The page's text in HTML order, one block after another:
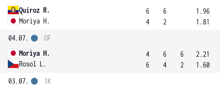
Quiroz R.
Moriya H.
6
4
6
2
1.96
1.81
04.07.
Moriya H.
Rosol L.
OF
4
6
6
4
6
2
2.21
1.60
03.07.
1K